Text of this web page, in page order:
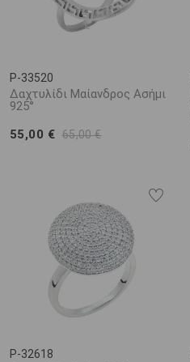
P-33520
Δαχτυλίδι Μαίανδρος Ασήμι
925°
55,00 € 65,00 €
P-32618